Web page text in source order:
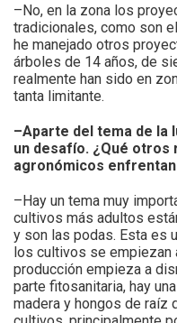
–No, en la zona los
tradicionales, como son
he manejado otros
árboles de 14 años, de
realmente han sido en
tanta limitante.
–Aparte del tema de la
un desafío. ¿Qué
agronómicos enfrentan
–Hay un tema muy
cultivos más adultos
y son las podas. Esta es
los cultivos se empiezan
producción empieza a
parte fitosanitaria, hay
madera y hongos de raíz